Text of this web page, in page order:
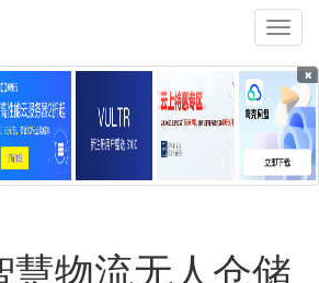
×
慧物流无人仓储